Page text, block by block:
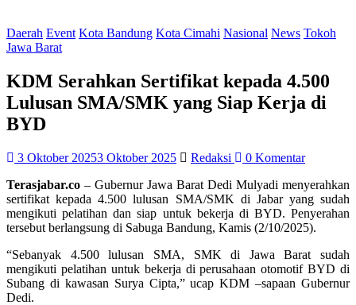
Daerah Event Kota Bandung Kota Cimahi Nasional News Tokoh
Jawa Barat
KDM Serahkan Sertifikat kepada 4.500
Lulusan SMA/SMK yang Siap Kerja di
BYD
3 Oktober 20253 Oktober 2025 Redaksi
0 Komentar
Terasjabar.co – Gubernur Jawa Barat Dedi Mulyadi menyerahkan
sertifikat kepada 4.500 lulusan SMA/SMK di Jabar yang sudah
mengikuti pelatihan dan siap untuk bekerja di BYD. Penyerahan
tersebut berlangsung di Sabuga Bandung, Kamis (2/10/2025).
“Sebanyak 4.500 lulusan SMA, SMK di Jawa Barat sudah
mengikuti pelatihan untuk bekerja di perusahaan otomotif BYD di
Subang di kawasan Surya Cipta,” ucap KDM –sapaan Gubernur
Dedi.